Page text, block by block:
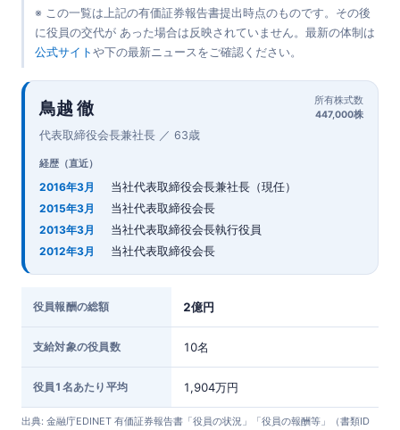
※ この一覧は上記の有価証券報告書提出時点のものです。その後
に役員の交代が あった場合は反映されていません。最新の体制は
公式サイト や下の最新ニュースをご確認ください。
鳥越 徹
代表取締役会長兼社長 ／ 63歳
所有株式数
447,000株
経歴（直近）
2016年3月 当社代表取締役会長兼社長（現任）
2015年3月 当社代表取締役会長
2013年3月 当社代表取締役会長執行役員
2012年3月 当社代表取締役会長
役員報酬の総額 2億円
支給対象の役員数 10名
役員1名あたり平均 1,904万円
出典: 金融庁EDINET 有価証券報告書「役員の状況」「役員の報酬等」（書類ID